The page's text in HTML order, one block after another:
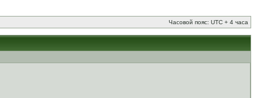
Часовой пояс: UTC + 4 часа